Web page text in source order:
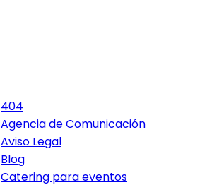
404
Agencia de Comunicación
Aviso Legal
Blog
Catering para eventos